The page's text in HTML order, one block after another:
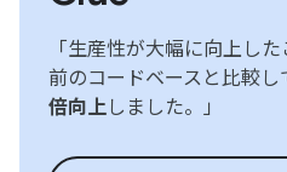
「生産性が大幅に向上し
前のコードベースと比較し
倍向上 しました。」